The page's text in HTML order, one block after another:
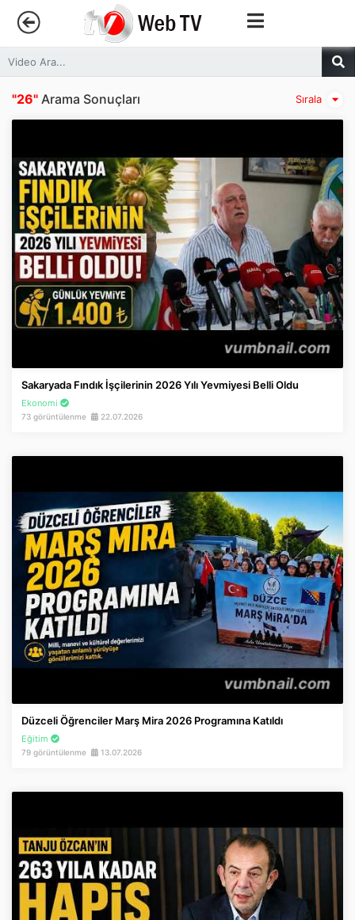
Anasayfa
Trendler
Canlı Yayın
Kategoriler
Sosyal Medya
Youtube
Facebook
İnstagram
Twitter
App Store
Sırala
"26" Arama Sonuçları
Sakaryada Fındık İşçilerinin 2026 Yılı Yevmiyesi Belli Oldu
Ekonomi
73 görüntülenme 22.07.2026
Düzceli Öğrenciler Marş Mira 2026 Programına Katıldı
Eğitim
79 görüntülenme 13.07.2026